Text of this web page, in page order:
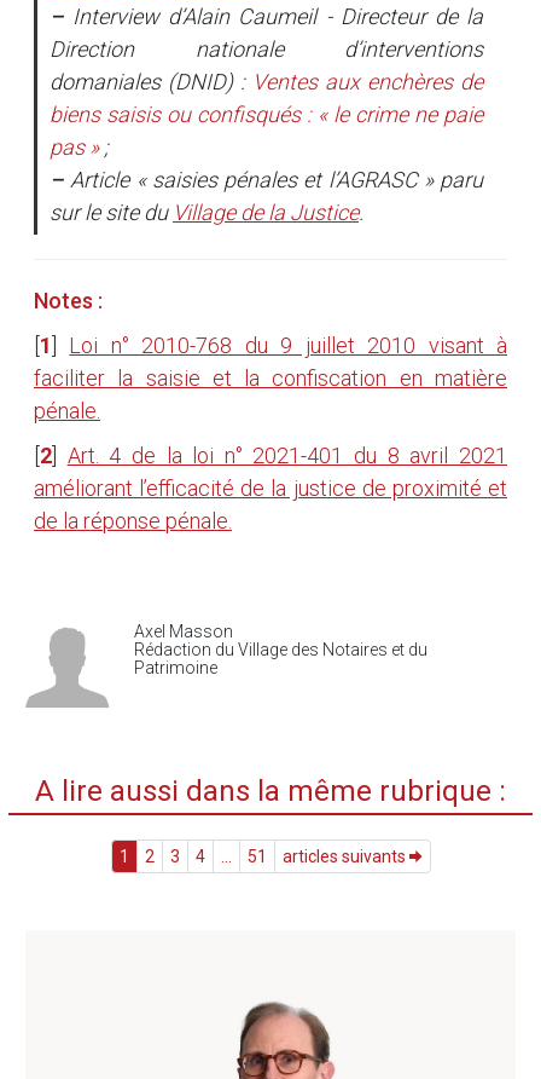
– Interview d’Alain Caumeil - Directeur de la
Direction nationale d’interventions
domaniales (DNID) : Ventes aux enchères de
biens saisis ou confisqués : « le crime ne paie
pas »;
– Article « saisies pénales et l’AGRASC » paru
sur le site du Village de la Justice.
Notes :
1
Loi n° 2010-768 du 9 juillet 2010 visant à
faciliter la saisie et la confiscation en matière
pénale.
2
Art. 4 de la loi n° 2021-401 du 8 avril 2021
améliorant l’efficacité de la justice de proximité et
de la réponse pénale.
Axel Masson
Rédaction du Village des Notaires et du
Patrimoine
A lire aussi dans la même rubrique :
1 2 3 4 51 articles suivants